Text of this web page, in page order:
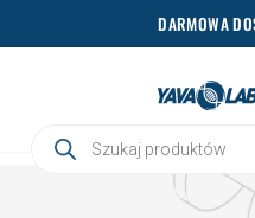
DARMOWA
produktów